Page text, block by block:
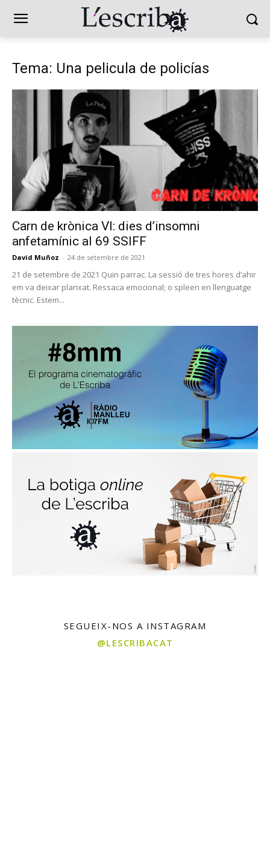
Tema: Una pelicula de policías
Carn de krònica VI: dies d’insomni
anfetamínic al 69 SSIFF
David Muñoz - 24 de setembre de 2021
21 de setembre de 2021 Quin parrac. La sessió de tres hores d’ahir
em va deixar planxat. Ressaca emocional; o spleen en llenguatge
tècnic. Estem...
SEGUEIX-NOS A INSTAGRAM
@LESCRIBACAT